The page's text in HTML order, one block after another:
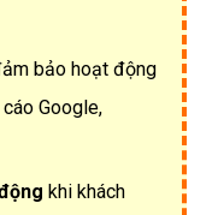
bảo hoạt động
Google,
khi khách